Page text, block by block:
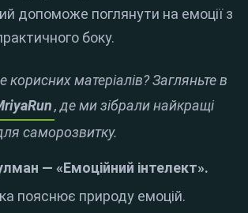
допоможе поглянути на емоції з
боку.
корисних матеріалів? Загляньте в
, де ми зібрали найкращі
саморозвитку.
— «Емоційний інтелект».
пояснює природу емоцій.